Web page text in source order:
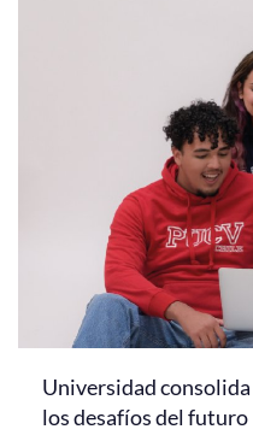
Universidad
los desafíos del futuro